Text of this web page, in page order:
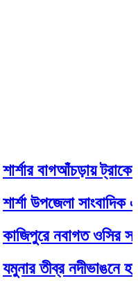
শার্শার বাগআঁচড়ায়
শার্শা উপজেলা
কাজিপুরে নবাগত ওসির
যমুনার তীব্র নদীভাঙনে